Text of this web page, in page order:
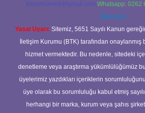
forumhizmeti@gmail.com Whatsapp: 0262
@karabul
Yasal Uyarı: Sitemiz, 5651 Sayılı Kanun
İletişim Kurumu (BTK) tarafından onaylanmış
hizmet vermektedir. Bu nedenle, sitedeki
denetleme veya araştırma yükümlülüğümüz
üyelerimiz yazdıkları içeriklerin
üye olarak bu sorumluluğu kabul etmiş
herhangi bir marka, kurum veya şahıs